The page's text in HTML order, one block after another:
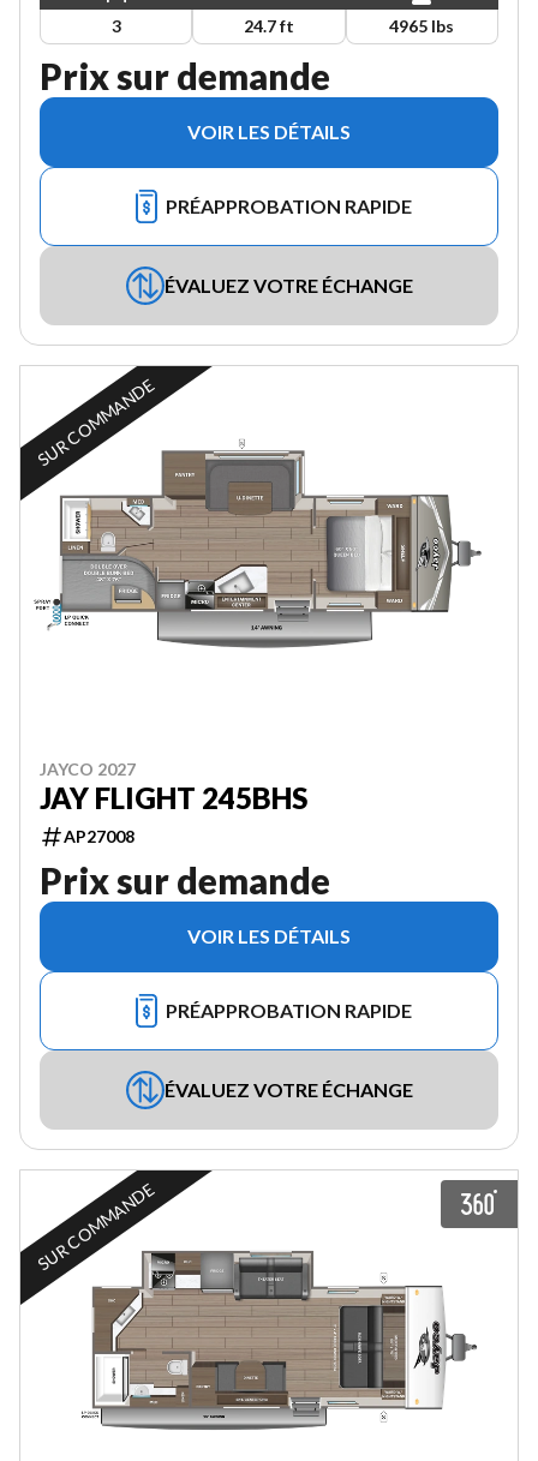
3 24.7 ft 4965 lbs
Prix sur demande
VOIR LES DÉTAILS
PRÉAPPROBATION RAPIDE
ÉVALUEZ VOTRE ÉCHANGE
SUR COMMANDE
JAYCO 2027
JAY FLIGHT 245BHS
AP27008
Prix sur demande
VOIR LES DÉTAILS
PRÉAPPROBATION RAPIDE
ÉVALUEZ VOTRE ÉCHANGE
SUR COMMANDE